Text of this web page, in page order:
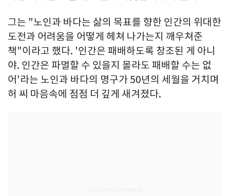
그는 "노인과 바다는 삶의 목표를 향한 인간의 위대한
도전과 어려움을 어떻게 헤쳐 나가는지 깨우쳐준
책"이라고 했다. '인간은 패배하도록 창조된 게 아니
야. 인간은 파멸할 수 있을지 몰라도 패배할 수는 없
어'라는 노인과 바다의 명구가 50년의 세월을 거치며
허 씨 마음속에 점점 더 깊게 새겨졌다.